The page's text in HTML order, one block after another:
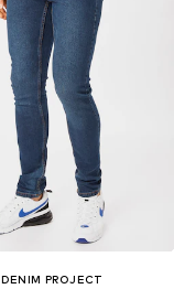
DENIM PROJECT